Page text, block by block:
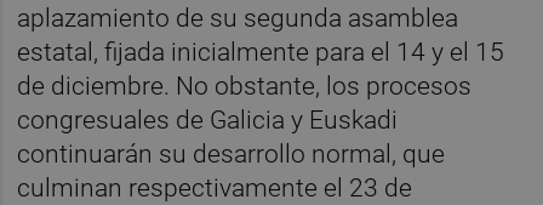
aplazamiento de su segunda asamblea
estatal, fijada inicialmente para el 14 y el 15
de diciembre. No obstante, los procesos
congresuales de Galicia y Euskadi
continuarán su desarrollo normal, que
culminan respectivamente el 23 de